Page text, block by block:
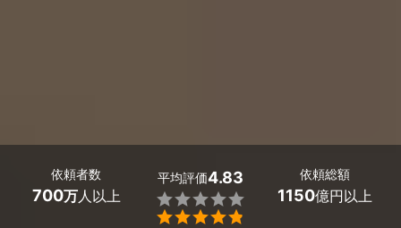
依頼者数
700万人以上
平均評価4.83


依頼総額
1150億円以上